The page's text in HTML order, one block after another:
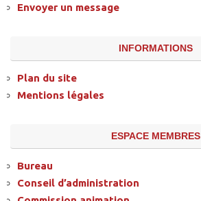
Envoyer un message
INFORMATIONS
Plan du site
Mentions légales
ESPACE MEMBRES
Bureau
Conseil d’administration